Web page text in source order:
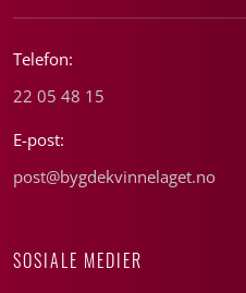
Telefon:
22 05 48 15
E-post:
post@bygdekvinnelaget.no
SOSIALE MEDIER